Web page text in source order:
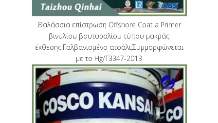
Θαλάσσια επίστρωση Offshore Coat a Primer
βινυλίου βουτυραλίου τύπου μακράς
έκθεσης.Γαλβανισμένο ατσάλι;Συμμορφώνεται
με το Hg/T3347-2013